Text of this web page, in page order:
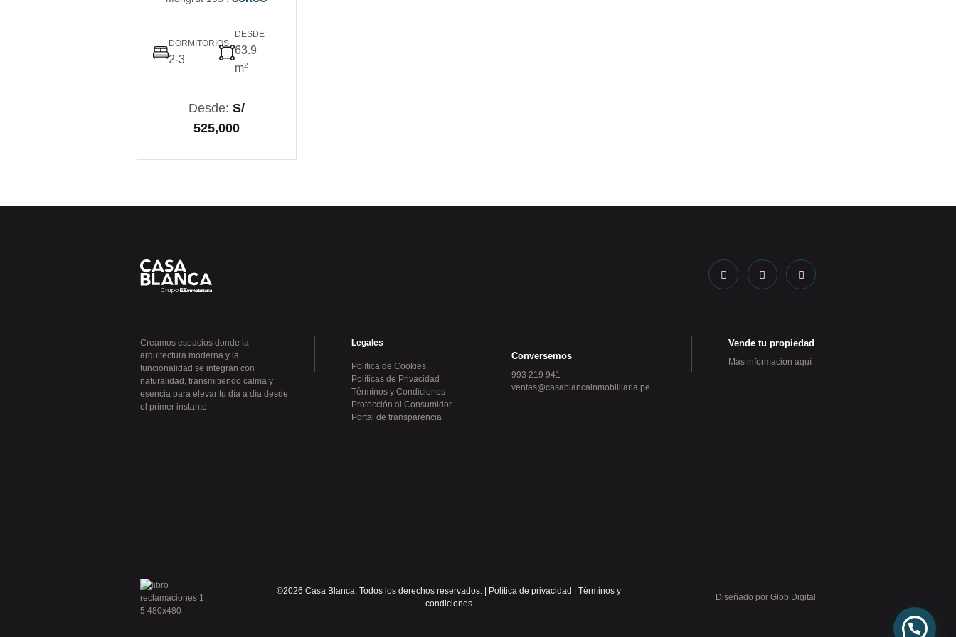
DORMITORIOS
2-3
DESDE
63.9
m2
Desde: S/
525,000
Creamos espacios donde la
arquitectura moderna y la
funcionalidad se integran con
naturalidad, transmitiendo calma y
esencia para elevar tu día a día desde
el primer instante.
Legales
Política de Cookies
Políticas de Privacidad
Términos y Condiciones
Protección al Consumidor
Portal de transparencia
Conversemos
993 219 941
ventas@casablancainmobililaria.pe
Vende tu propiedad
Más información aquí
©2026 Casa Blanca. Todos los derechos reservados. | Política de privacidad | Términos y
condiciones
Diseñado por Glob Digital